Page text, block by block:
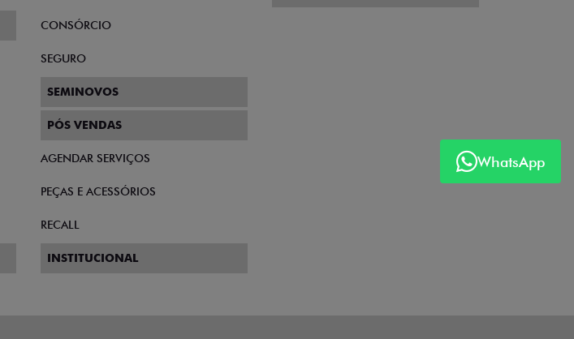
WhatsApp
CONSÓRCIO
SEGURO
SEMINOVOS
PÓS VENDAS
AGENDAR SERVIÇOS
PEÇAS E ACESSÓRIOS
RECALL
INSTITUCIONAL